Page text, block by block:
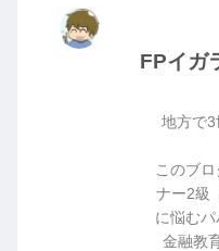
FPイガ
地方で3
このブ
ナー2級
に悩む
金融教